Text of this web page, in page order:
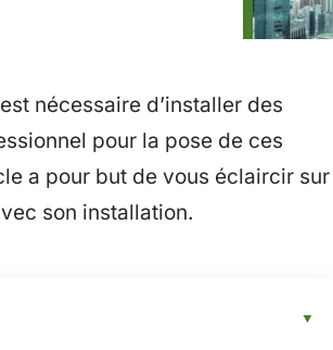
nécessaire d’installer des
pour la pose de ces
a pour but de vous éclaircir sur
son installation.